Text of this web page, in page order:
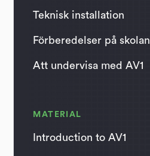
Teknisk installation
Förberedelser på skolan
Att undervisa med AV1
MATERIAL
Introduction to AV1